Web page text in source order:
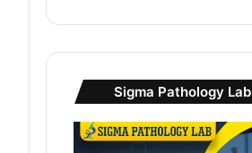
Sigma Pathology Lab